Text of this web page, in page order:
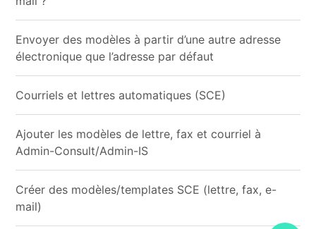
Envoyer des modèles à partir d’une autre adresse
électronique que l’adresse par défaut
Courriels et lettres automatiques (SCE)
Ajouter les modèles de lettre, fax et courriel à
Admin-Consult/Admin-IS
Créer des modèles/templates SCE (lettre, fax, e-
mail)